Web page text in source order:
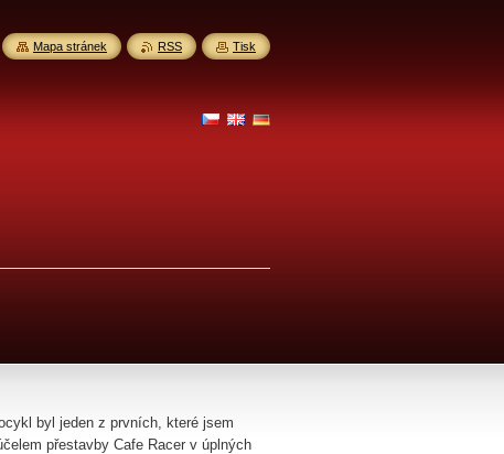
byl jeden z prvních, které jsem
přestavby Cafe Racer v úplných
Mapa stránek RSS Tisk